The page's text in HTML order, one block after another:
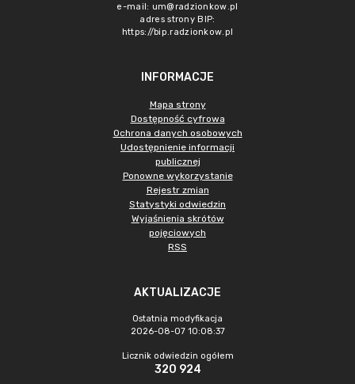
e-mail: um@radzionkow.pl
adres strony BIP:
https://bip.radzionkow.pl
INFORMACJE
Mapa strony
Dostępność cyfrowa
Ochrona danych osobowych
Udostępnienie informacji
publicznej
Ponowne wykorzystanie
Rejestr zmian
Statystyki odwiedzin
Wyjaśnienia skrótów
pojęciowych
RSS
AKTUALIZACJE
Ostatnia modyfikacja
2026-08-07 10:08:37
Licznik odwiedzin ogółem
320 924